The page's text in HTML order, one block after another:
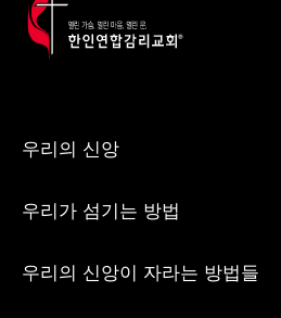
우리의 신앙
우리가 섬기는 방법
우리의 신앙이 자라는 방법들